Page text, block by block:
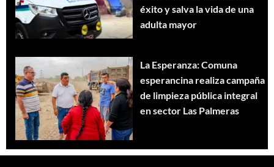
éxito y salva la vida de una
adulta mayor
La Esperanza: Comuna
esperancina realiza campaña
de limpieza pública integral
en sector Las Palmeras